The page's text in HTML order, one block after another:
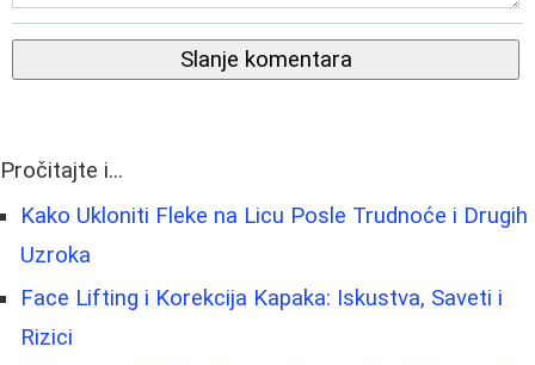
Slanje komentara
Pročitajte i...
Kako Ukloniti Fleke na Licu Posle Trudnoće i Drugih
Uzroka
Face Lifting i Korekcija Kapaka: Iskustva, Saveti i
Rizici